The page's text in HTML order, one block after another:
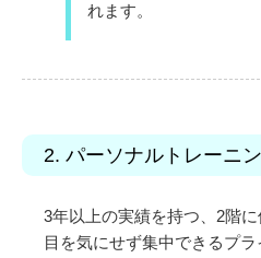
れます。
2. パーソナルトレーニ
3年以上の実績を持つ、2階
目を気にせず集中できるプ